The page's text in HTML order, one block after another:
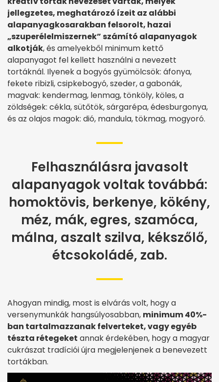
jellegzetes, meghatározó ízeit az alábbi
alapanyagkosarakban felsorolt, hazai
„szuperélelmiszernek” számító alapanyagok
alkotják, és amelyekből minimum kettő
alapanyagot fel kellett használni a nevezett
tortáknál. Ilyenek a bogyós gyümölcsök: áfonya,
fekete ribizli, csipkebogyó, szeder, a gabonák,
magvak: kendermag, lenmag, tönköly, köles, a
zöldségek: cékla, sütőtök, sárgarépa, édesburgonya,
és az olajos magok: dió, mandula, tökmag, mogyoró.
Felhasználásra javasolt
alapanyagok voltak továbbá:
homoktövis, berkenye, kökény,
méz, mák, egres, szamóca,
málna, aszalt szilva, kékszőlő,
étcsokoládé, zab.
Ahogyan mindig, most is elvárás volt, hogy a
versenymunkák hangsúlyosabban, minimum 40%-
ban tartalmazzanak felverteket, vagy egyéb
tészta rétegeket annak érdekében, hogy a magyar
cukrászat tradíciói újra megjelenjenek a benevezett
tortákban.